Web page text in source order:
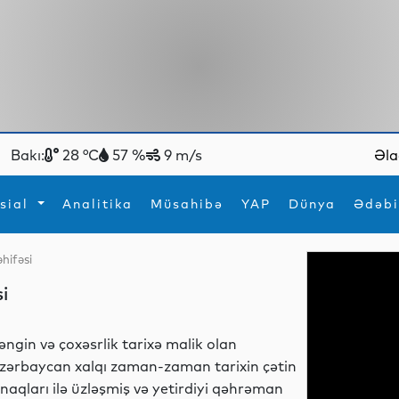
Bakı: 28 °C 57 % 9 m/s
Analitika Müsahibə YAP Dünya
və çoxəsrlik tarixə malik olan
xalqı zaman-zaman tarixin çətin
ilə üzləşmiş və yetirdiyi qəhrəman